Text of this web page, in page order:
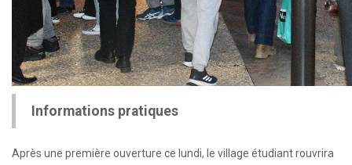
Informations pratiques
Après une première ouverture ce lundi, le village étudiant rouvrira